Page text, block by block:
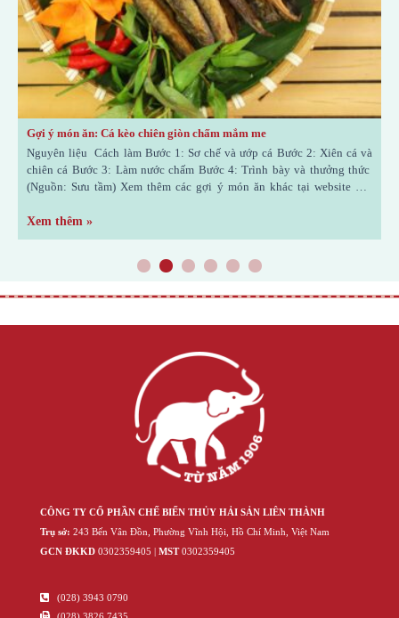
Gợi ý món ăn: Cá kèo chiên giòn chấm mắm me
Nguyên liệu Cách làm Bước 1: Sơ chế và ướp cá Bước 2: Xiên cá và
chiên cá Bước 3: Làm nước chấm Bước 4: Trình bày và thưởng thức
(Nguồn: Sưu tầm) Xem thêm các gợi ý món ăn khác tại website của
tuc/kien-thuc/goc-am-thuc/
Xem thêm »
1 2 3 4 5 6
CÔNG TY CỔ PHẦN CHẾ BIẾN THỦY HẢI SẢN LIÊN THÀNH
Trụ sở: 243 Bến Vân Đồn, Phường Vĩnh Hội, Hồ Chí Minh, Việt Nam
GCN ĐKKD ‍030‍2359405 | MST‍030‍2359405
(028) 3943 0790